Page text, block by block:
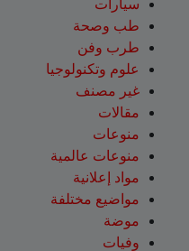
سيارات
طب وصحة
طرب وفن
علوم وتكنولوجيا
غير مصنف
مقالات
منوعات
منوعات عالمية
مواد إعلانية
مواضيع مختلفة
موضة
وفيات